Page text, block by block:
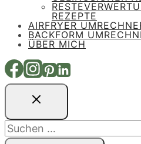
REZEPTE
AIRFRYER
BACKFORM
ÜBER MICH
Suchen